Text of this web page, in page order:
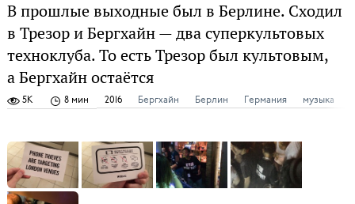
В прошлые выходные был в Берлине. Сходил
в Трезор и Бергхайн — два суперкультовых
техноклуба. То есть Трезор был культовым,
а Бергхайн остаётся
5K 8 мин 2016 Бергхайн Берлин Германия музыка